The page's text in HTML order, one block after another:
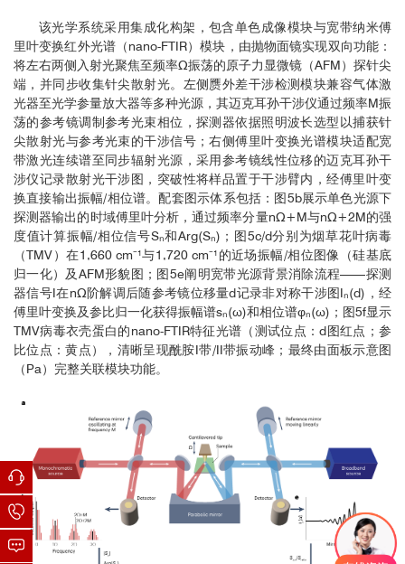
该光学系统采用集成化构架，包含单色成像模块与宽带纳米傅
里叶变换红外光谱（nano-FTIR）模块，由抛物面镜实现双向功能：
将左右两侧入射光聚焦至频率Ω振荡的原子力显微镜（AFM）探针尖
端，并同步收集针尖散射光。左侧赝外差干涉检测模块兼容气体激
光器至光学参量放大器等多种光源，其迈克耳孙干涉仪通过频率M振
荡的参考镜调制参考光束相位，探测器依据照明波长选型以捕获针
尖散射光与参考光束的干涉信号；右侧傅里叶变换光谱模块适配宽
带激光连续谱至同步辐射光源，采用参考镜线性位移的迈克耳孙干
涉仪记录散射光干涉图，突破性将样品置于干涉臂内，经傅里叶变
换直接输出振幅/相位谱。配套图示体系包括：图5b展示单色光源下
探测器输出的时域傅里叶分析，通过频率分量nΩ+M与nΩ+2M的强
度值计算振幅/相位信号Sₙ和Arg(Sₙ)；图5c/d分别为烟草花叶病毒
（TMV）在1,660 cm⁻¹与1,720 cm⁻¹的近场振幅/相位图像（硅基底
归一化）及AFM形貌图；图5e阐明宽带光源背景消除流程——探测
器信号I在nΩ阶解调后随参考镜位移量d记录非对称干涉图Iₙ(d)，经
傅里叶变换及参比归一化获得振幅谱sₙ(ω)和相位谱φₙ(ω)；图5f显示
TMV病毒衣壳蛋白的nano-FTIR特征光谱（测试位点：d图红点；参
比位点：黄点），清晰呈现酰胺I带/II带振动峰；最终由面板示意图
（Pa）完整关联模块功能。